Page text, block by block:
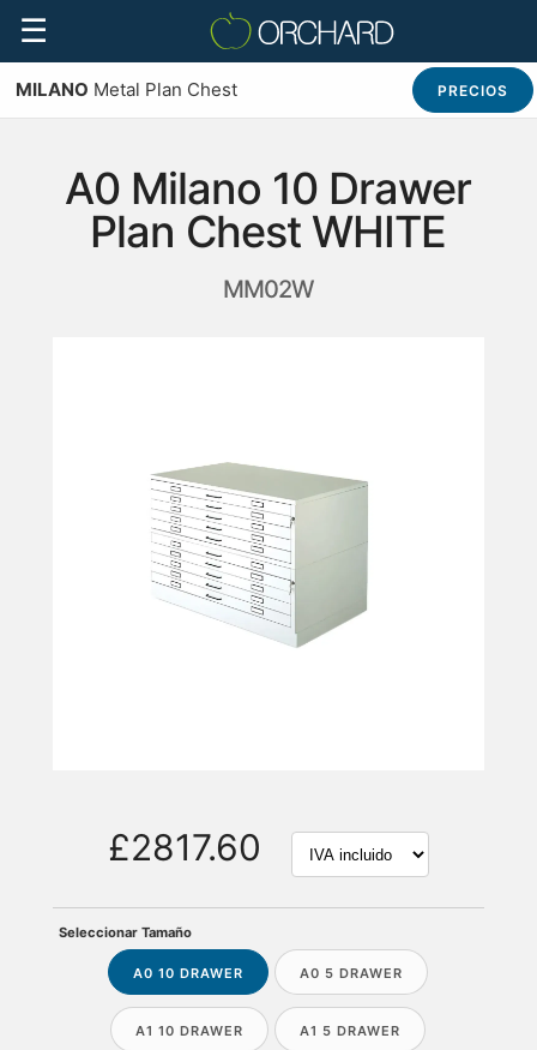
☰
MILANO Metal Plan Chest PRECIOS
A0 Milano 10 Drawer
Plan Chest WHITE
MM02W
£2817.60
Seleccionar Tamaño
A0 10 DRAWER A0 5 DRAWER
A1 10 DRAWER A1 5 DRAWER